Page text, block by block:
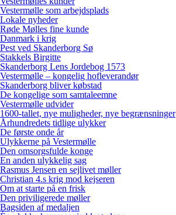
Vestermølle som arbejdsplads
Lokale nyheder
Røde Mølles fine kunde
Danmark i krig
Pest ved Skanderborg Sø
Stakkels Birgitte
Skanderborg Lens Jordebog 1573
Vestermølle – kongelig hofleverandør
Skanderborg bliver købstad
De kongelige som samtaleemne
Vestermølle udvider
1600-tallet, nye muligheder, nye begrænsninger
Århundredets tidlige ulykker
De første onde år
Ulykkerne på Vestermølle
Den omsorgsfulde konge
En anden ulykkelig sag
Rasmus Jensen en sejlivet møller
Christian 4.s krig mod kejseren
Om at starte på en frisk
Den priviligerede møller
Bagsiden af medaljen